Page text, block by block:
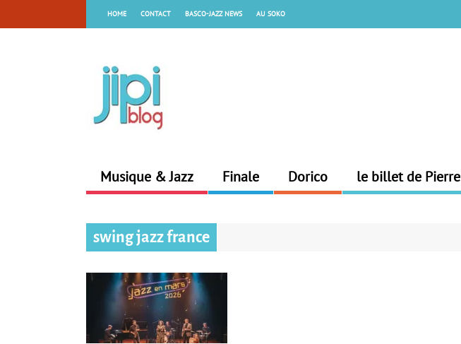
HOME CONTACT BASCO-JAZZ NEWS AU SOKO
Musique & Jazz Finale Dorico le billet de Pierre
swing jazz france